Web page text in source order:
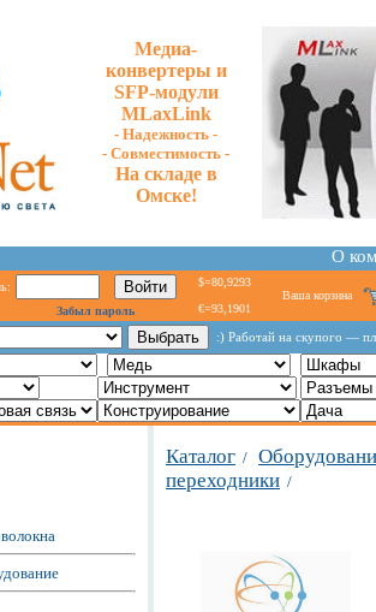
Медиа-
конвертеры и
SFP-модули
MLaxLink
- Надежность -
- Cовместимость -
На складе в
Омске!
О
Забыл пароль
$=80,9293
€=93,1901
Ваша корзина
:) Работай на скупого —
Каталог /
переходники /